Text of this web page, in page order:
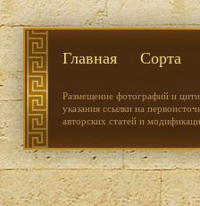
Главная Сорта
Размещение фотографий и
указания ссылки на
авторских статей и